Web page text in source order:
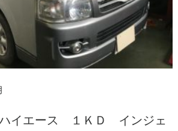
イエース １ＫＤ インジェ